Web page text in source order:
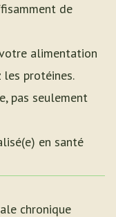
de
alimentation
protéines.
pas seulement
en santé
chronique